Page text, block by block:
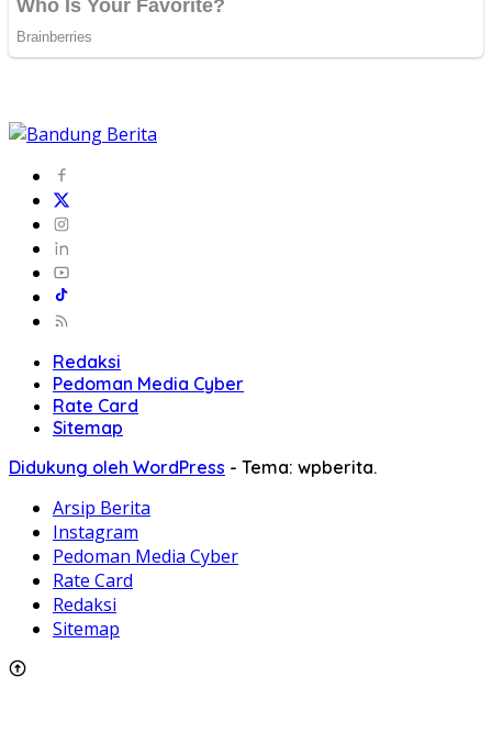
Redaksi
Pedoman Media Cyber
Rate Card
Sitemap
Didukung oleh WordPress - Tema: wpberita.
Arsip Berita
Instagram
Pedoman Media Cyber
Rate Card
Redaksi
Sitemap